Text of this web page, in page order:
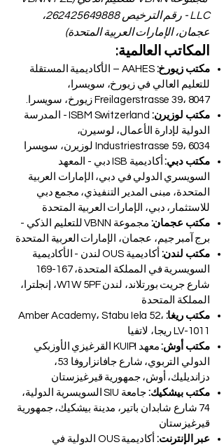
LLC - رقم الترخيص
262425649888،
عجمان، الإمارات العربية المتحدة)
المكاتب العالمية:
مكتب زيورخ:
AAHES – الأكاديمية المستقلة
للتعليم العالي في زيورخ، سويسرا،
Freilagerstrasse 39، 8047 زيورخ، سويسرا.
مكتب لوزيرن:
ISBM Switzerland - المدرسة
الدولية لإدارة الأعمال، لوسيرن،
Industriestrasse 59، 6034 لوزيرن، سويسرا
مكتب دبي:
أكاديمية ISB دبي - المعهد
السويسري الدولي في دبي، الإمارات العربية
المتحدة، مبنى المدير التنفيذي، مجمع دبي
للاستثمار، دبي، الإمارات العربية المتحدة
مكتب عجمان:
مجموعة VBNN للتعليم الذكي -
برج آمبر جيم، عجمان، الإمارات العربية المتحدة
مكتب لندن:
أكاديمية OUS لندن - الأكاديمية
السويسرية في المملكة المتحدة، 167-169
شارع جريت بورتلاند، لندن W1W 5PF، إنجلترا،
المملكة المتحدة
مكتب ريغا: Amber Academy، Stabu Iela 52،
LV-1011 ريجا، لاتفيا
مكتب أوش:
معهد KUIPI القرغيزي الأوزبكي
الدولي التربوي، شارع جافانزاروفا 53،
دزانديليك، أوش، جمهورية قيرغيزستان
مكتب بيشكيك:
جامعة SIU السويسرية الدولية،
74 شارع شابدان باتير، مدينة بيشكيك، جمهورية
قيرغيزستان
عبر الإنترنت:
أكاديمية OUS الدولية في